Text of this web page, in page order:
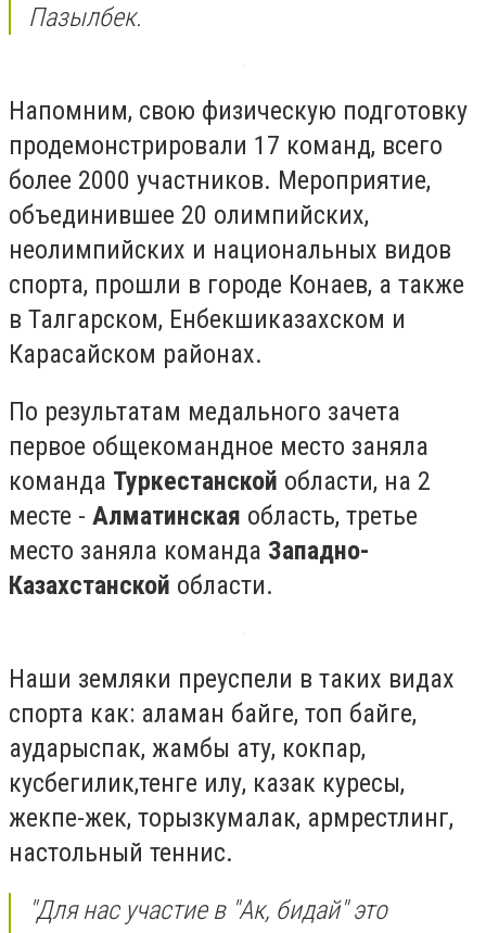
Пазылбек.
Напомним, свою физическую подготовку
продемонстрировали 17 команд, всего
более 2000 участников. Мероприятие,
объединившее 20 олимпийских,
неолимпийских и национальных видов
спорта, прошли в городе Конаев, а также
в Талгарском, Енбекшиказахском и
Карасайском районах.
По результатам медального зачета
первое общекомандное место заняла
команда Туркестанской области, на 2
месте - Алматинская область, третье
место заняла команда Западно-
Казахстанской области.
Наши земляки преуспели в таких видах
спорта как: аламан байге, топ байге,
аударыспак, жамбы ату, кокпар,
кусбегилик,тенге илу, казак куресы,
жекпе-жек, торызкумалак, армрестлинг,
настольный теннис.
"Для нас участие в "Ак, бидай" это